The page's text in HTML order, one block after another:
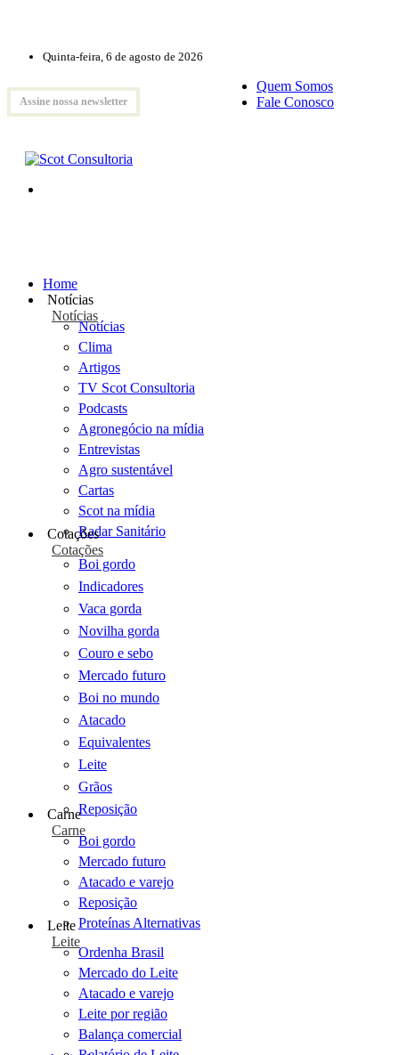
Quinta-feira, 6 de agosto de 2026
Assine nossa newsletter
Quem Somos
Fale Conosco
Home
Notícias
Notícias
Notícias
Clima
Artigos
TV Scot Consultoria
Podcasts
Agronegócio na mídia
Entrevistas
Agro sustentável
Cartas
Scot na mídia
Radar Sanitário
Cotações
Cotações
Boi gordo
Indicadores
Vaca gorda
Novilha gorda
Couro e sebo
Mercado futuro
Boi no mundo
Atacado
Equivalentes
Leite
Grãos
Reposição
Carne
Carne
Boi gordo
Mercado futuro
Atacado e varejo
Reposição
Proteínas Alternativas
Leite
Leite
Ordenha Brasil
Mercado do Leite
Atacado e varejo
Leite por região
Balança comercial